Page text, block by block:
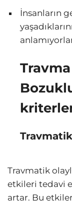
İnsanların
yaşadıklarını
Travma
Travmatik
etkileri tedavi
artar. Bu